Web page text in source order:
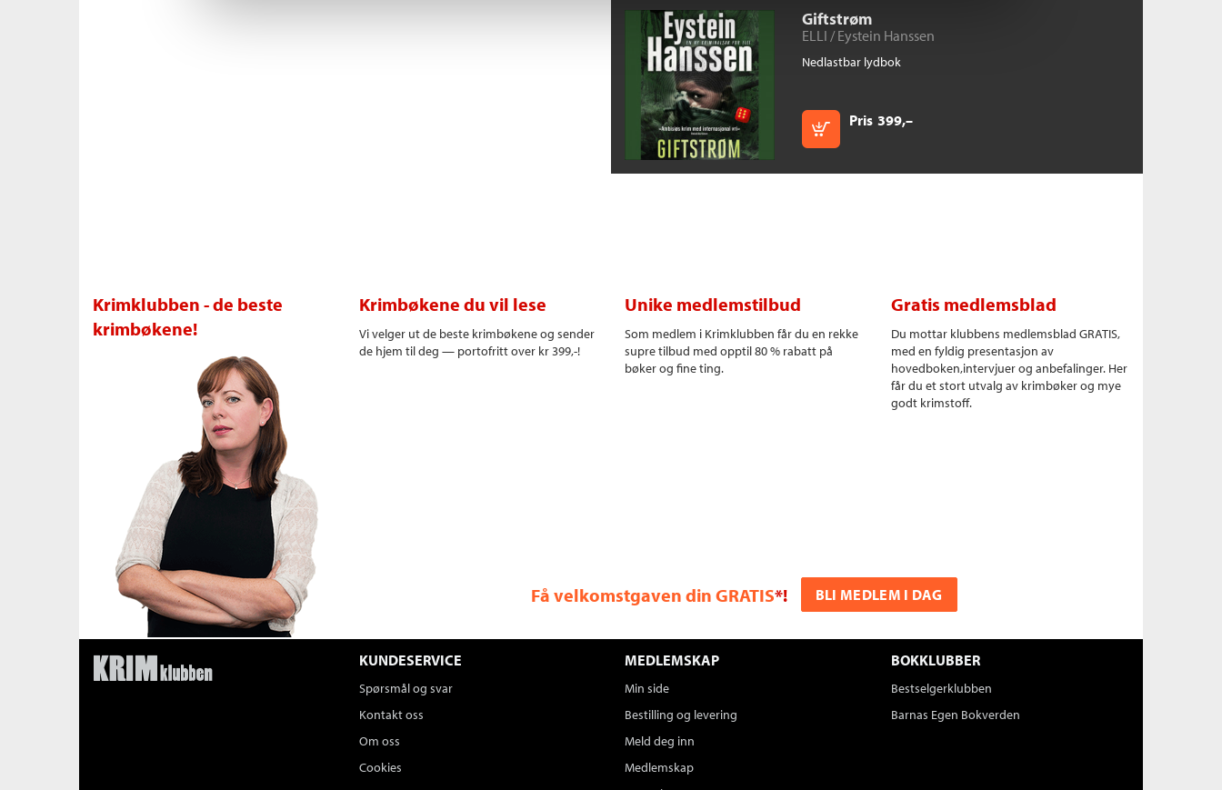
Giftstrøm
ELLI /Eystein Hanssen
Nedlastbar lydbok
Pris 399,–
Kjøp
Krimklubben - de beste
krimbøkene!
Krimbøkene du vil lese
Vi velger ut de beste krimbøkene og sender
de hjem til deg — portofritt over kr 399,-!
Unike medlemstilbud
Som medlem i Krimklubben får du en rekke
supre tilbud med opptil 80 % rabatt på
bøker og fine ting.
Gratis medlemsblad
Du mottar klubbens medlemsblad GRATIS,
med en fyldig presentasjon av
hovedboken,intervjuer og anbefalinger. Her
får du et stort utvalg av krimbøker og mye
godt krimstoff.
Få velkomstgaven din GRATIS*! BLI MEDLEM I DAG
KUNDESERVICE
Spørsmål og svar
Kontakt oss
Om oss
Cookies
MEDLEMSKAP
Min side
Bestilling og levering
Meld deg inn
Medlemskap
BOKKLUBBER
Bestselgerklubben
Barnas Egen Bokverden